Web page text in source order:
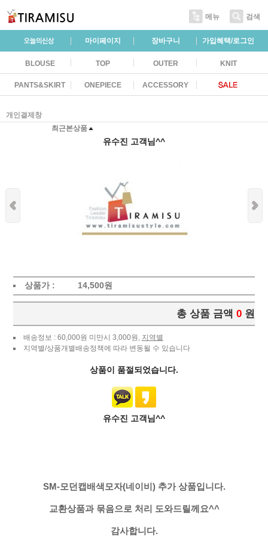
메뉴 검색
마이페이지 장바구니 가입혜택/로그인
BLOUSE TOP OUTER KNIT
PANTS&SKIRT ONEPIECE ACCESSORY
개인결제창
최근본상품
유수진 고객님^^
상품가 : 14,500원
총 상품 금액 0 원
배송정보 : 60,000원 미만시 3,000원, 지역별
지역별/상품개별배송정책에 따라 변동될 수 있습니다
상품이 품절되었습니다.
유수진 고객님^^
SM-모던캡배색모자(네이비) 추가 상품입니다.
교환상품과 묶음으로 처리 도와드릴께요^^
감사합니다.